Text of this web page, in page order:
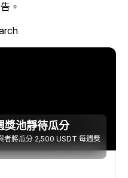
。
獎池靜待瓜分
者將瓜分 2,500 USDT 每週獎